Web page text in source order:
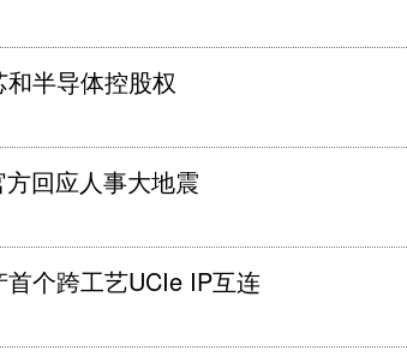
半导体控股权
回应人事大地震
个跨工艺UCIe IP互连